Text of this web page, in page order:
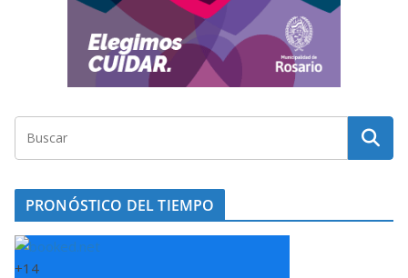
PRONÓSTICO DEL TIEMPO
+14